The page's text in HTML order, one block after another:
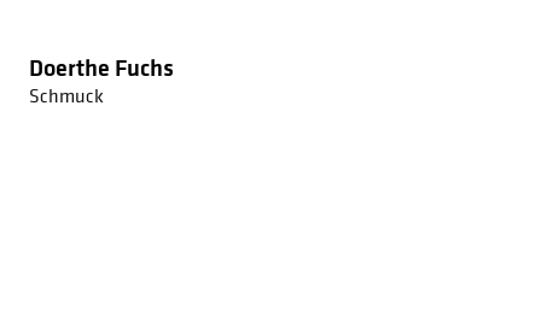
Doerthe Fuchs
Schmuck